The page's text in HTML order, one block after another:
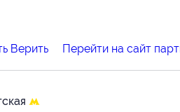
Верить Перейти на сайт